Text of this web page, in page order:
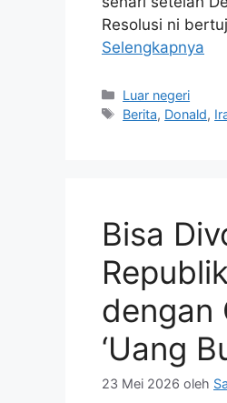
Resolusi ni
Selengkapnya
Kategori
Luar negeri
Tag
Berita, Donald,
Bisa
dengan
‘Uang
23 Mei 2026 oleh